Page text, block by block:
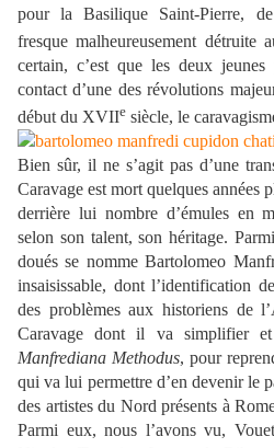
pour la Basilique Saint-Pierre, de
fresque malheureusement détruite
certain, c’est que les deux
contact d’une des révolutions
début du XVIIe siècle, le
Bien sûr, il ne s’agit pas d’une
Caravage est mort quelques années
derrière lui nombre d’émules en
selon son talent, son héritage.
doués se nomme Bartolomeo
insaisissable, dont l’identification
des problèmes aux historiens de
Caravage dont il va simplifier
Manfrediana Methodus, pour
qui va lui permettre d’en devenir le
des artistes du Nord présents à
Parmi eux, nous l’avons vu,